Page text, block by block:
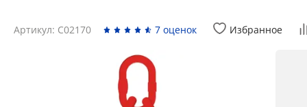
Артикул: C02170 7 оценок Избранное